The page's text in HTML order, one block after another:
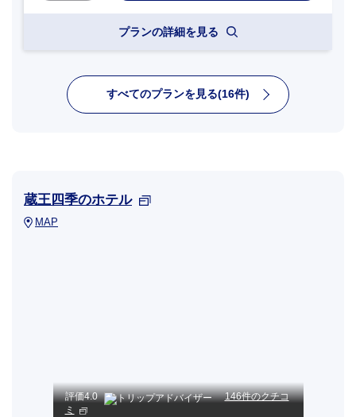
プランの詳細を見る
すべてのプランを見る(16件)
蔵王四季のホテル
MAP
評価4.0
146件のクチコ
ミ